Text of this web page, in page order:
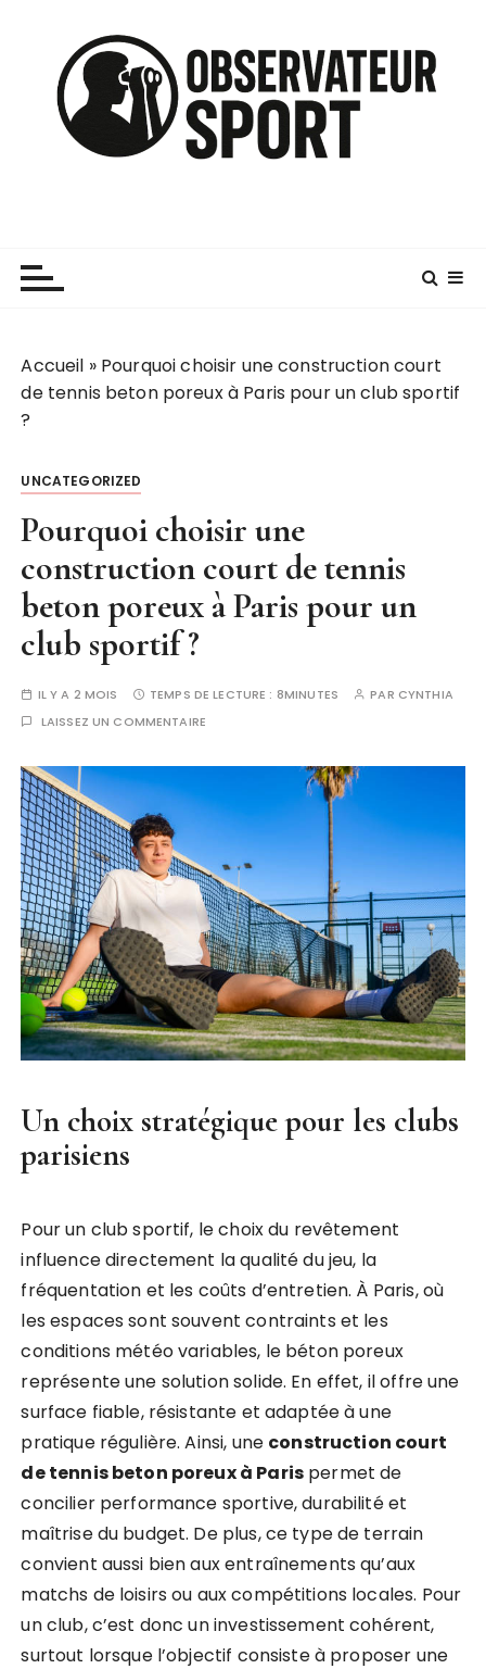
Accueil » Pourquoi choisir une construction court
de tennis beton poreux à Paris pour un club sportif
?
UNCATEGORIZED
Pourquoi choisir une
construction court de tennis
beton poreux à Paris pour un
club sportif ?
IL Y A 2 MOIS TEMPS DE LECTURE : 8MINUTES PAR CYNTHIA
LAISSEZ UN COMMENTAIRE
Un choix stratégique pour les clubs
parisiens
Pour un club sportif, le choix du revêtement
influence directement la qualité du jeu, la
fréquentation et les coûts d’entretien. À Paris, où
les espaces sont souvent contraints et les
conditions météo variables, le béton poreux
représente une solution solide. En effet, il offre une
surface fiable, résistante et adaptée à une
pratique régulière. Ainsi, une construction court
de tennis beton poreux à Parispermet de
concilier performance sportive, durabilité et
maîtrise du budget. De plus, ce type de terrain
convient aussi bien aux entraînements qu’aux
matchs de loisirs ou aux compétitions locales. Pour
un club, c’est donc un investissement cohérent,
surtout lorsque l’objectif consiste à proposer une